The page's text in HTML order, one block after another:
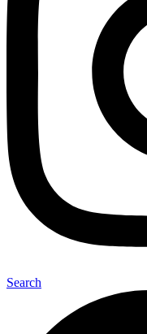
Search